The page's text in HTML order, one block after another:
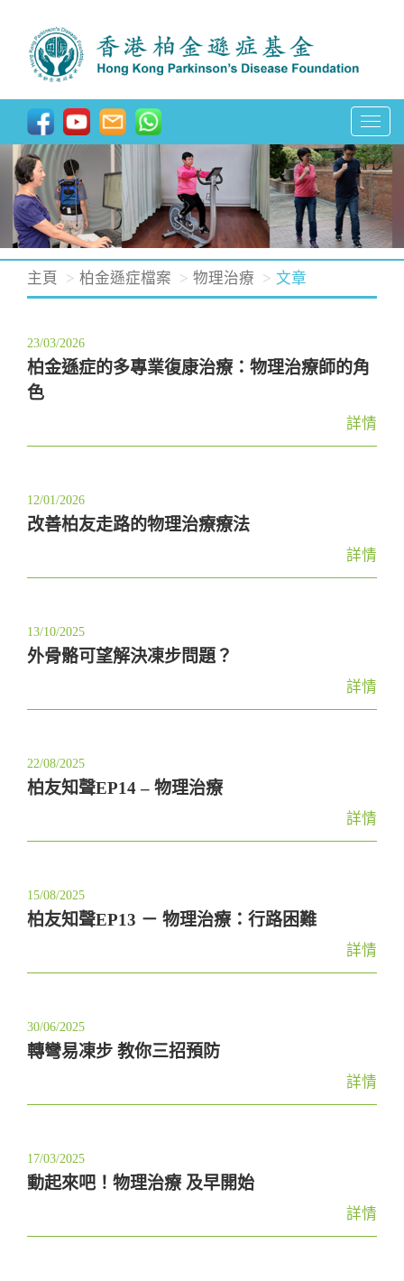
T
o
g
g
l
e
a
t
i
主頁 柏金遜症檔案 物理治療 文章
23/03/2026
柏金遜症的多專業復康治療：物理治療師的角
色
詳情
12/01/2026
改善柏友走路的物理治療療法
詳情
13/10/2025
外骨骼可望解決凍步問題？
詳情
22/08/2025
柏友知聲EP14 – 物理治療
詳情
15/08/2025
柏友知聲EP13 － 物理治療：行路困難
詳情
30/06/2025
轉彎易凍步 教你三招預防
詳情
17/03/2025
動起來吧！物理治療 及早開始
詳情